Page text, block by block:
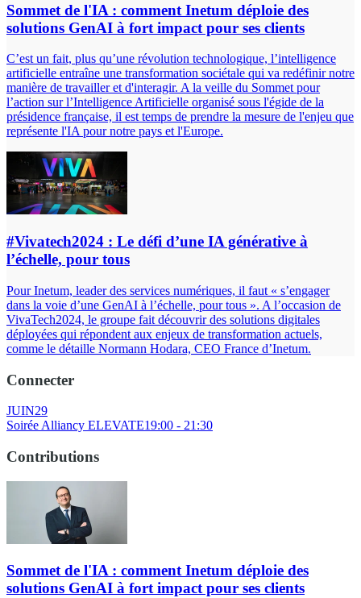
Sommet de l'IA : comment Inetum déploie des
solutions GenAI à fort impact pour ses clients
C’est un fait, plus qu’une révolution technologique, l’intelligence
artificielle entraîne une transformation sociétale qui va redéfinir notre
manière de travailler et d'interagir. A la veille du Sommet pour
l’action sur l’Intelligence Artificielle organisé sous l'égide de la
présidence française, il est temps de prendre la mesure de l'enjeu que
représente l'IA pour notre pays et l'Europe.
#Vivatech2024 : Le défi d’une IA générative à
l’échelle, pour tous
Pour Inetum, leader des services numériques, il faut « s’engager
dans la voie d’une GenAI à l’échelle, pour tous ». A l’occasion de
VivaTech2024, le groupe fait découvrir des solutions digitales
déployées qui répondent aux enjeux de transformation actuels,
comme le détaille Normann Hodara, CEO France d’Inetum.
Connecter
JUIN29
Soirée Alliancy ELEVATE19:00 - 21:30
Contributions
Sommet de l'IA : comment Inetum déploie des
solutions GenAI à fort impact pour ses clients